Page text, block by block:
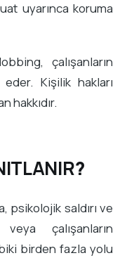
uyarınca koruma
çalışanların
Kişilik hakları
hakkıdır.
?
psikolojik saldırı ve
çalışanların
birden fazla yolu